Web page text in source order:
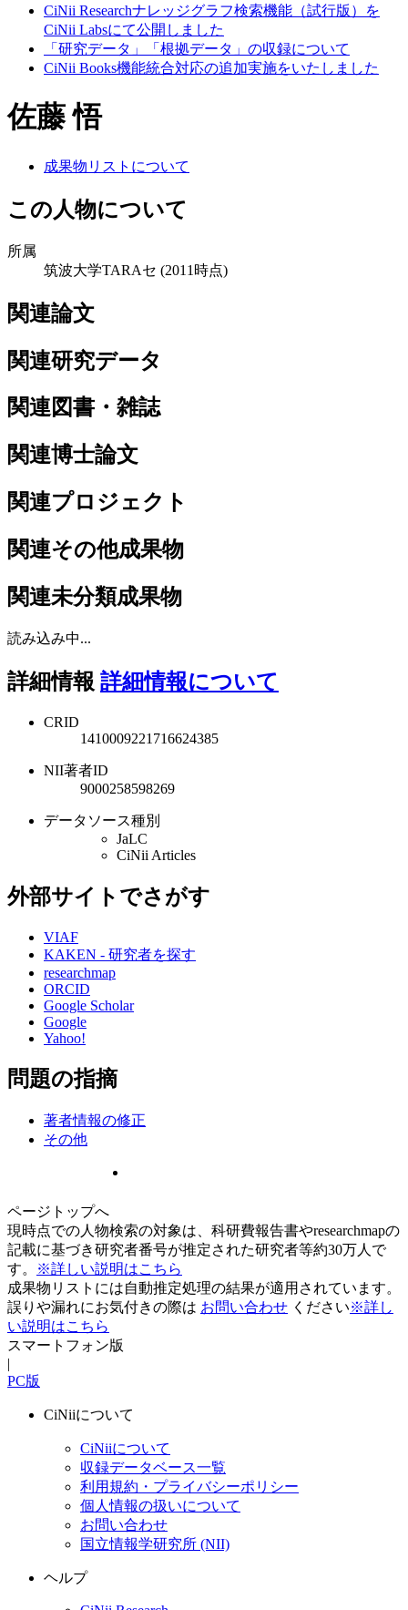
CiNii Researchナレッジグラフ検索機能（試行版）を
CiNii Labsにて公開しました
「研究データ」「根拠データ」の収録について
CiNii Books機能統合対応の追加実施をいたしました
佐藤 悟
成果物リストについて
この人物について
所属
筑波大学TARAセ (2011時点)
関連論文
関連研究データ
関連図書・雑誌
関連博士論文
関連プロジェクト
関連その他成果物
関連未分類成果物
読み込み中...
詳細情報 詳細情報について
CRID
1410009221716624385
NII著者ID
9000258598269
データソース種別
JaLC
CiNii Articles
外部サイトでさがす
VIAF
KAKEN - 研究者を探す
researchmap
ORCID
Google Scholar
Google
Yahoo!
問題の指摘
著者情報の修正
その他
ページトップへ
現時点での人物検索の対象は、科研費報告書やresearchmapの
記載に基づき研究者番号が推定された研究者等約30万人で
す。
※詳しい説明はこちら
成果物リストには自動推定処理の結果が適用されています。
誤りや漏れにお気付きの際は お問い合わせ ください※詳し
い説明はこちら
スマートフォン版
|
PC版
CiNiiについて
CiNiiについて
収録データベース一覧
利用規約・プライバシーポリシー
個人情報の扱いについて
お問い合わせ
国立情報学研究所 (NII)
ヘルプ